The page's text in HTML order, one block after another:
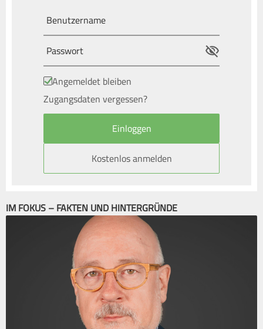
Angemeldet bleiben
Zugangsdaten vergessen?
Kostenlos anmelden
IM FOKUS – FAKTEN UND HINTERGRÜNDE